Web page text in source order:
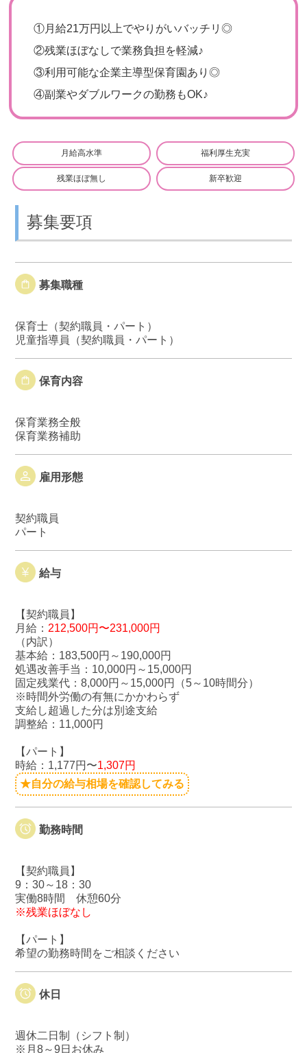
①月給21万円以上でやりがいバッチリ◎
②残業ほぼなしで業務負担を軽減♪
③利用可能な企業主導型保育園あり◎
④副業やダブルワークの勤務もOK♪
月給高水準 福利厚生充実
残業ほぼ無し 新卒歓迎
募集要項
募集職種
保育士（契約職員・パート）
児童指導員（契約職員・パート）
保育内容
保育業務全般
保育業務補助
雇用形態
契約職員
パート
給与
【契約職員】
月給： 212,500円〜231,000円
（内訳）
基本給：183,500円～190,000円
処遇改善手当：10,000円～15,000円
固定残業代：8,000円～15,000円（5～10時間分）
※時間外労働の有無にかかわらず
支給し超過した分は別途支給
調整給：11,000円
【パート】
時給：1,177円〜1,307円
★自分の給与相場を確認してみる
勤務時間
【契約職員】
9：30～18：30
実働8時間 休憩60分
※残業ほぼなし
【パート】
希望の勤務時間をご相談ください
休日
週休二日制（シフト制）
※月8～9日お休み